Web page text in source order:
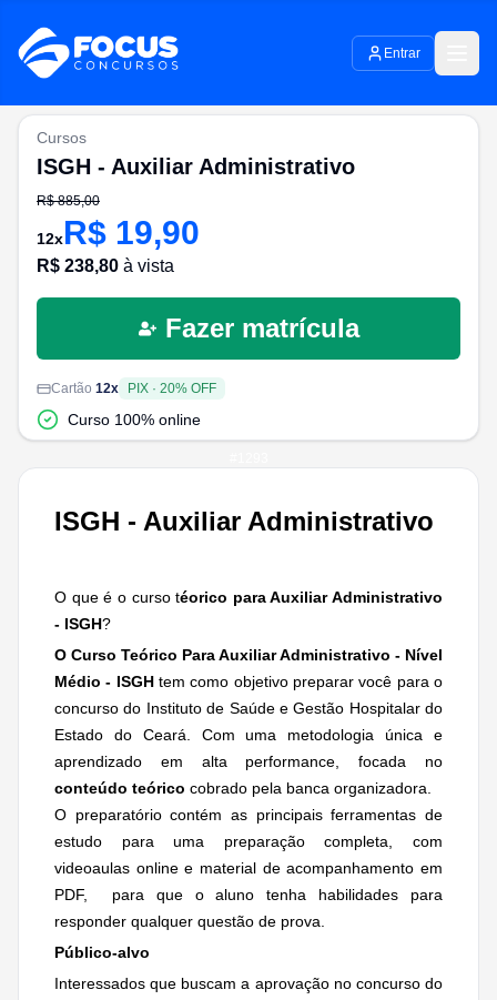
Entrar
ISGH - Auxiliar Administrativo
O que é o curso téorico para Auxiliar Administrativo
- ISGH?
O Curso Teórico Para Auxiliar Administrativo - Nível
Médio - ISGHtem como objetivo preparar você para o
concurso do Instituto de Saúde e Gestão Hospitalar do
Estado do Ceará. Com uma metodologia única e
aprendizado em alta performance, focada no
conteúdo teórico cobrado pela banca organizadora.
O preparatório contém as principais ferramentas de
estudo para uma preparação completa, com
videoaulas online e material de acompanhamento em
PDF, para que o aluno tenha habilidades para
responder qualquer questão de prova.
Público-alvo
Interessados que buscam a aprovação no concurso do
Cursos
ISGH - Auxiliar Administrativo
R$885,00
12xR$ 19,90
R$ 238,80 à vista
Fazer matrícula
Cartão 12x PIX · 20% OFF
Curso 100% online